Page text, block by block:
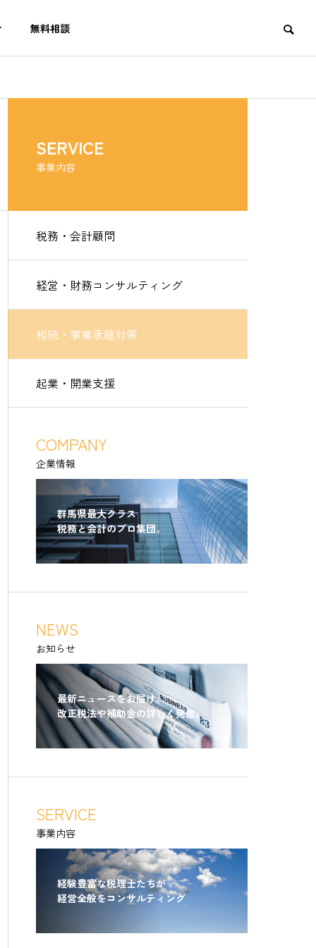
無料相談
SERVICE
事業内容
税務・会計顧問
経営・財務コンサルティング
相続・事業承継対策
起業・開業支援
COMPANY
企業情報
群馬県最大クラス
税務と会計のプロ集団。
NEWS
お知らせ
最新ニュースをお届け。
改正税法や補助金の詳しく発信。
SERVICE
事業内容
経験豊富な税理士たちが
経営全般をコンサルティング